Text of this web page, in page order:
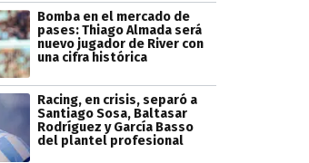
Bomba en el mercado de
pases: Thiago Almada será
nuevo jugador de River con
una cifra histórica
Racing, en crisis, separó a
Santiago Sosa, Baltasar
Rodríguez y García Basso
del plantel profesional